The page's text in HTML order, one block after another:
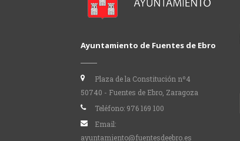
Ayuntamiento de Fuentes de Ebro
Plaza de la Constitución nº4
50740 - Fuentes de Ebro, Zaragoza
Teléfono: 976 169 100
Email:
ayuntamiento@fuentesdeebro.es